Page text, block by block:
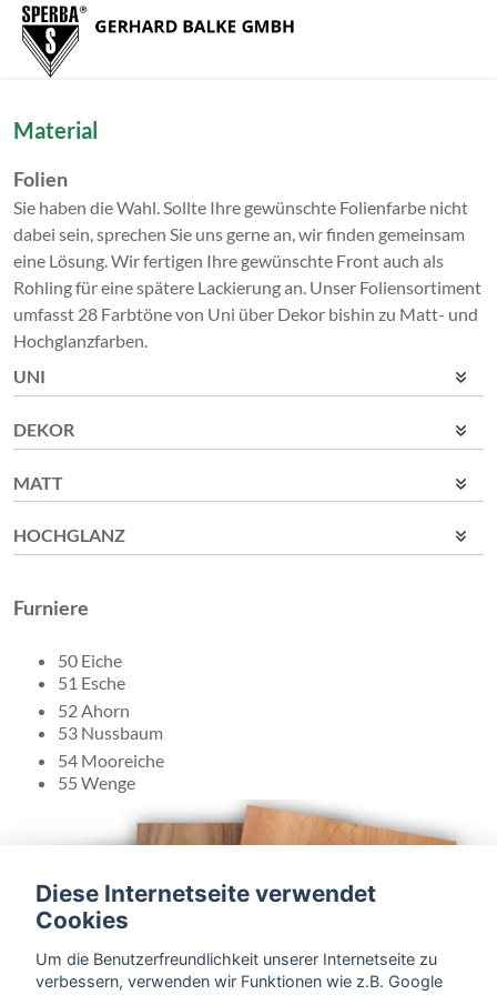
Zum Menü springen
Zur Funktionsleiste springen
Zum Inhalt springen
Material
Folien
Sie haben die Wahl. Sollte Ihre gewünschte Folienfarbe nicht
dabei sein, sprechen Sie uns gerne an, wir finden gemeinsam
eine Lösung. Wir fertigen Ihre gewünschte Front auch als
Rohling für eine spätere Lackierung an. Unser Foliensortiment
umfasst 28 Farbtöne von Uni über Dekor bishin zu Matt- und
Hochglanzfarben.
UNI
DEKOR
MATT
HOCHGLANZ
Furniere
50 Eiche
51 Esche
52 Ahorn
53 Nussbaum
54 Mooreiche
55 Wenge
Diese Internetseite verwendet
Cookies
Um die Benutzerfreundlichkeit unserer Internetseite zu
verbessern, verwenden wir Funktionen wie z.B. Google